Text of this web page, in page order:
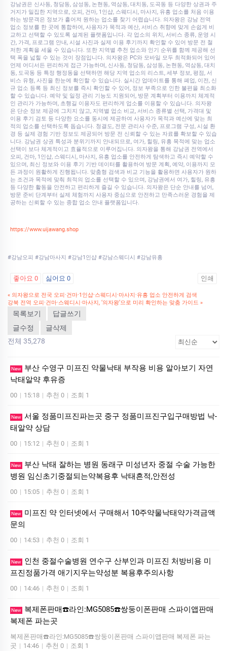
강남권은 신사동, 청담동, 삼성동, 논현동, 역삼동, 대치동, 도곡동 등 다양한 상권과 주
거지가 밀집한 지역으로, 오피, 건마, 1인샵, 스웨디시, 마사지, 유흥 업소를 처음 이용
하는 방문객은 정보가 흩어져 원하는 업소를 찾기 어렵습니다. 의자왕은 강남 전역
업소 정보를 한 곳에 통합하여, 사용자가 목적과 예산, 서비스 취향에 맞게 손쉽게 비
교하고 선택할 수 있도록 설계된 플랫폼입니다. 각 업소의 위치, 서비스 종류, 운영 시
간, 가격, 프로그램 안내, 시설 사진과 실제 이용 후기까지 확인할 수 있어 방문 전 철
저한 계획을 세울 수 있습니다. 또한 지역별 추천 업소와 인기 순위를 함께 제공해 선
택 폭을 넓힐 수 있는 것이 장점입니다. 의자왕은 PC와 모바일 모두 최적화되어 있어
언제 어디서든 편리하게 접근 가능하며, 신사동, 청담동, 삼성동, 논현동, 역삼동, 대치
동, 도곡동 등 특정 행정동을 선택하면 해당 지역 업소의 리스트, 세부 정보, 평점, 서
비스 유형, 사진을 한눈에 확인할 수 있습니다. 실시간 업데이트를 통해 폐업, 이전, 신
규 업소 등록 등 최신 정보를 즉시 확인할 수 있어, 정보 부족으로 인한 불편을 최소화
할 수 있습니다. 예약 및 일정 관리 기능도 지원되어, 방문 계획부터 이용까지 체계적
인 관리가 가능하며, 초행길 이용자도 편리하게 업소를 이용할 수 있습니다. 의자왕
은 단순 정보 제공에 그치지 않고, 지역별 업소 비교, 서비스 종류별 선택, 가격대 및
이용 후기 검토 등 다양한 요소를 동시에 제공하여 사용자가 목적과 예산에 맞는 최
적의 업소를 선택하도록 돕습니다. 청결도, 전문 관리사 수준, 프로그램 구성, 시설 환
경 등 실제 경험 기반 정보도 제공되어 방문 전 신뢰할 수 있는 자료를 확보할 수 있습
니다. 강남권 상권 특성과 분위기까지 안내되므로, 여가, 힐링, 유흥 목적에 맞는 업소
선택이 보다 체계적이고 효율적으로 이루어집니다. 의자왕을 통해 강남권 전역에서
오피, 건마, 1인샵, 스웨디시, 마사지, 유흥 업소를 안전하게 탐색하고 즉시 예약할 수
있으며, 최신 정보와 이용 후기 기반 데이터를 활용하여 방문 계획, 예약, 이용까지 모
든 과정이 원활하게 진행됩니다. 맞춤형 검색과 비교 기능을 활용하면 사용자가 원하
는 조건과 목적에 맞춰 최적의 업소를 선택할 수 있으며, 강남권에서 여가, 힐링, 유흥
등 다양한 활동을 안전하고 편리하게 즐길 수 있습니다. 의자왕은 단순 안내를 넘어,
방문 준비 단계부터 실제 체험까지 사용자 중심으로 안전하고 만족스러운 경험을 제
공하는 신뢰할 수 있는 종합 업소 안내 플랫폼입니다.
https://www.uijawang.shop
#강남오피 #강남마사지 #강남1인샵 #강남스웨디시 #강남유흥
좋아요 0 싫어요 0 인쇄
« 의자왕으로 전국 오피·건마·1인샵·스웨디시·마사지·유흥 업소 안전하게 검색
강북 전역 오피·건마·스웨디시·마사지, ‘의자왕’으로 미리 확인하는 맞춤 가이드 »
목록보기
답글쓰기
글수정
글삭제
전체 35,278
New
부산 수영구 미프진 약물낙태 부작용 비용 알아보기 자연
낙­태알약 후유증
00 | 15:18 | 추천 0 | 조회 1
New 서울 정품미프진파는곳 중구 정품미프진구입구매방법 낙­
태알약 상담
00 | 15:12 | 추천 0 | 조회 1
New
부산 낙태 잘하는 병원 동래구 미성년자 중절 수술 가능한
병원 임신초기중절되는약복용후 낙태흔적,안전성
00 | 15:05 | 추천 0 | 조회 1
New
미프진 약 인터넷에서 구매해서 10주약물낙태약가격금액
문의
00 | 14:53 | 추천 0 | 조회 1
New
인천 중절수술병원 연수구 산부인과 미프진 처방비용 미
프진정품가격 애기지우는약성분 복용후주의사항
00 | 14:46 | 추천 0 | 조회 1
New
복제폰판매☎️라인:MG5085☎️쌍둥이폰판매 스파이앱판매
복제폰 파는곳
복제폰판매☎️라인:MG5085☎️쌍둥이폰판매 스파이앱판매 복제폰 파는
곳 | 14:46 | 추천 0 | 조회 1